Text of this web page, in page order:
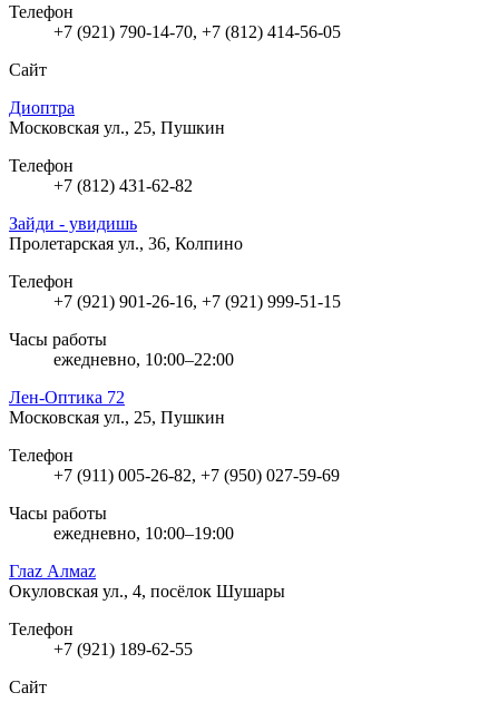
Телефон
+7 (921) 790-14-70, +7 (812) 414-56-05
Сайт
Диоптра
Московская ул., 25, Пушкин
Телефон
+7 (812) 431-62-82
Зайди - увидишь
Пролетарская ул., 36, Колпино
Телефон
+7 (921) 901-26-16, +7 (921) 999-51-15
Часы работы
ежедневно, 10:00–22:00
Лен-Оптика 72
Московская ул., 25, Пушкин
Телефон
+7 (911) 005-26-82, +7 (950) 027-59-69
Часы работы
ежедневно, 10:00–19:00
Глаz Алмаz
Окуловская ул., 4, посёлок Шушары
Телефон
+7 (921) 189-62-55
Сайт